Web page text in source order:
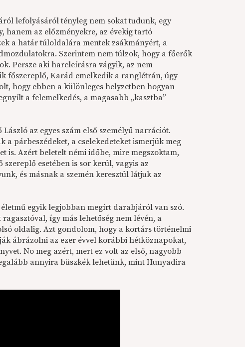
lefolyásáról tényleg nem sokat tudunk, egy
hanem az előzményekre, az évekig tartó
a határ túloldalára mentek zsákmányért, a
Szerintem nem túlzok, hogy a főerők
Persze aki harcleírásra vágyik, az nem
főszereplő, Karád emelkedik a ranglétrán, úgy
hogy ebben a különleges helyzetben hogyan
a felemelkedés, a magasabb „kasztba”
az egyes szám első személyű narrációt.
a párbeszédeket, a cselekedeteket ismerjük meg
is. Azért beletelt némi időbe, mire megszoktam,
esetében is sor kerül, vagyis az
és másnak a szemén keresztül látjuk az
egyik legjobban megírt darabjáról van szó.
így más lehetőség nem lévén, a
oldalig. Azt gondolom, hogy a kortárs történelmi
ábrázolni az ezer évvel korábbi hétköznapokat,
No meg azért, mert ez volt az első, nagyobb
annyira büszkék lehetünk, mint Hunyadira